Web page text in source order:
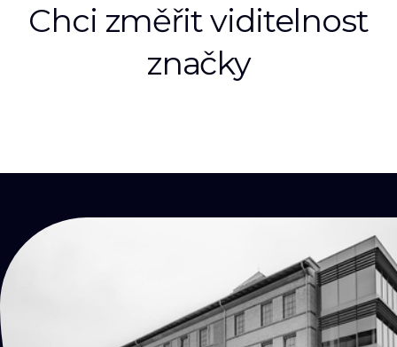
Chci změřit viditelnost
značky
na kafe